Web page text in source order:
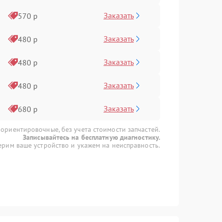
570 р Заказать
480 р Заказать
480 р Заказать
480 р Заказать
680 р Заказать
без учета стоимости запчастей.
Записывайтесь на бесплатную диагностику.
ваше устройство и укажем на неисправность.